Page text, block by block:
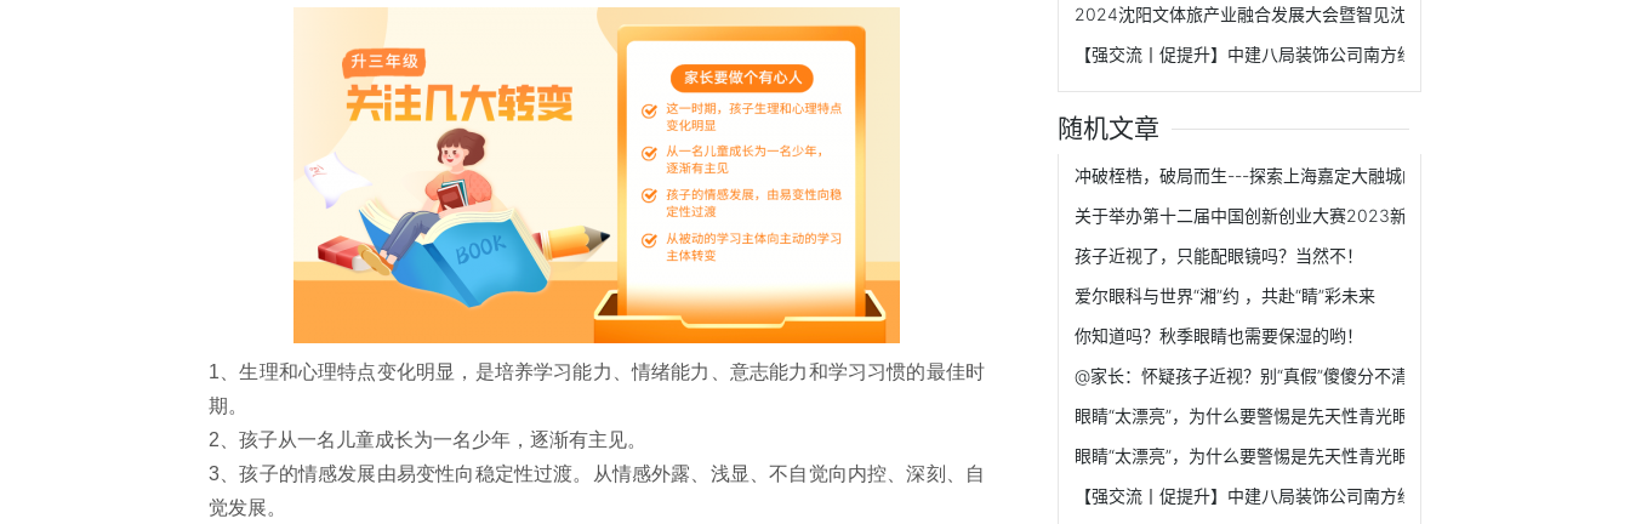
1、生理和心理特点变化明显，是培养学习能力、情绪能力、意志能力和学习习惯的最佳时
期。
2、孩子从一名儿童成长为一名少年，逐渐有主见。
3、孩子的情感发展由易变性向稳定性过渡。从情感外露、浅显、不自觉向内控、深刻、自
觉发展。
2024沈阳文体旅产业融合发展大会暨智见沈阳产投大会成功举办
【强交流丨促提升】中建八局装饰公司南方经理部同总承包公司第二分公
随机文章
冲破桎梏，破局而生---探索上海嘉定大融城的经营之道
关于举办第十二届中国创新创业大赛2023新型显示产业技术创新专业赛
孩子近视了，只能配眼镜吗？当然不！
爱尔眼科与世界“湘”约 ，共赴“睛”彩未来
你知道吗？秋季眼睛也需要保湿的哟！
@家长：怀疑孩子近视？别“真假”傻傻分不清
眼睛“太漂亮”，为什么要警惕是先天性青光眼？
眼睛“太漂亮”，为什么要警惕是先天性青光眼？
【强交流丨促提升】中建八局装饰公司南方经理部同总承包公司第二分公